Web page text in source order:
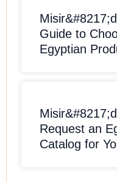
Guide to
Egyptian
Request an
Catalog for